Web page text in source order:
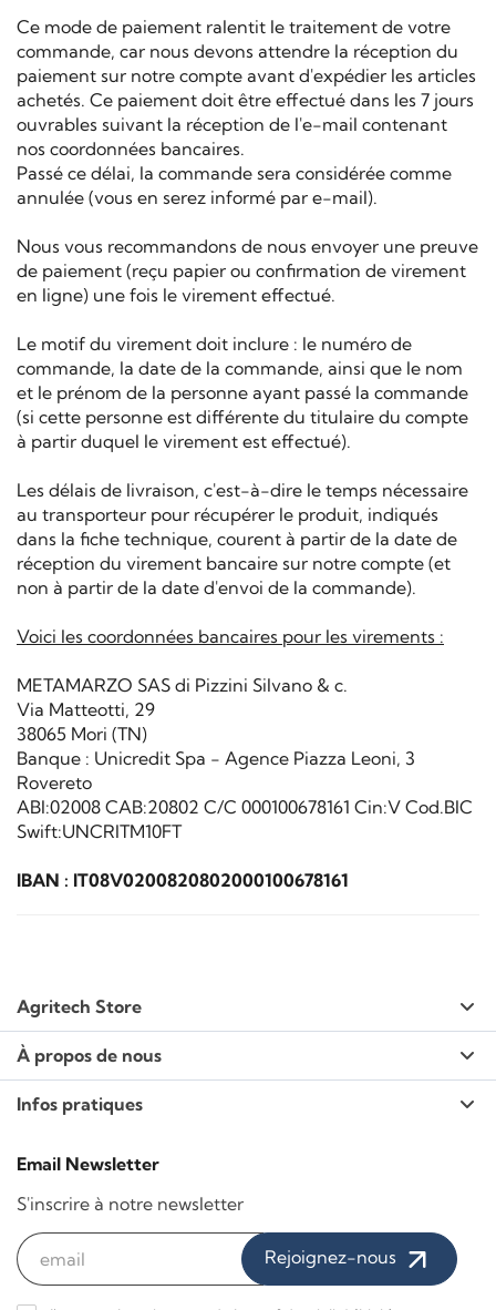
Ce mode de paiement ralentit le traitement de votre
commande, car nous devons attendre la réception du
paiement sur notre compte avant d'expédier les articles
achetés. Ce paiement doit être effectué dans les 7 jours
ouvrables suivant la réception de l'e-mail contenant
nos coordonnées bancaires.
Passé ce délai, la commande sera considérée comme
annulée (vous en serez informé par e-mail).
Nous vous recommandons de nous envoyer une preuve
de paiement (reçu papier ou confirmation de virement
en ligne) une fois le virement effectué.
Le motif du virement doit inclure : le numéro de
commande, la date de la commande, ainsi que le nom
et le prénom de la personne ayant passé la commande
(si cette personne est différente du titulaire du compte
à partir duquel le virement est effectué).
Les délais de livraison, c'est-à-dire le temps nécessaire
au transporteur pour récupérer le produit, indiqués
dans la fiche technique, courent à partir de la date de
réception du virement bancaire sur notre compte (et
non à partir de la date d'envoi de la commande).
Voici les coordonnées bancaires pour les virements :
METAMARZO SAS di Pizzini Silvano & c.
Via Matteotti, 29
38065 Mori (TN)
Banque : Unicredit Spa - Agence Piazza Leoni, 3
Rovereto
ABI:02008 CAB:20802 C/C 000100678161 Cin:V Cod.BIC
Swift:UNCRITM10FT
IBAN : IT08V0200820802000100678161
Agritech Store
À propos de nous
Infos pratiques
Email Newsletter
S'inscrire à notre newsletter
Rejoignez-nous